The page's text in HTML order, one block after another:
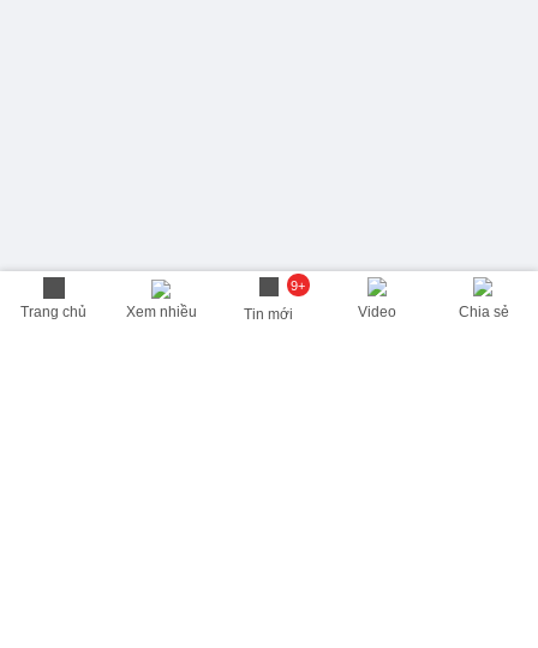
Trang chủ Xem nhiều
9+
Tin mới Video Chia sẻ